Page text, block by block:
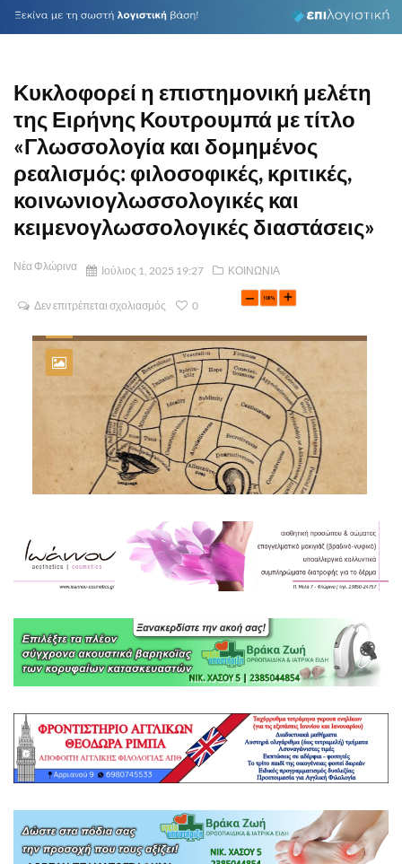
Κυκλοφορεί η επιστημονική μελέτη
της Ειρήνης Κουτρουμπά με τίτλο
«Γλωσσολογία και δομημένος
ρεαλισμός: φιλοσοφικές, κριτικές,
κοινωνιογλωσσολογικές και
κειμενογλωσσολογικές διαστάσεις»
Νέα Φλώρινα Ιούλιος 1, 2025 19:27 ΚΟΙΝΩΝΙΑ
Δεν επιτρέπεται σχολιασμός 0